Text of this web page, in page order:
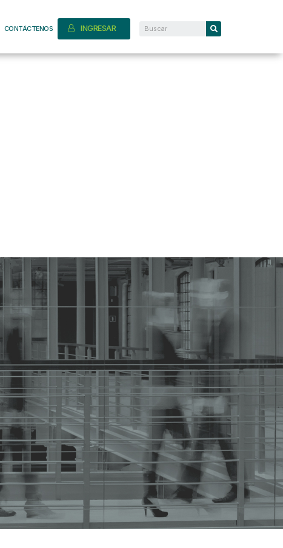
CONTÁCTENOS INGRESAR